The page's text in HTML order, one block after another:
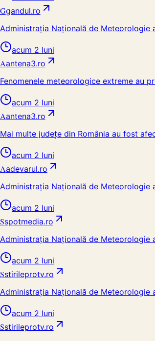
Ggandul.ro
Administrația Națională de
acum 2 luni
Aantena3.ro
Fenomenele meteorologice extreme au
acum 2 luni
Aantena3.ro
Mai multe județe din România au fost
acum 2 luni
Aadevarul.ro
Administrația Națională de Meteorologie
acum 2 luni
Sspotmedia.ro
Administrația Națională de Meteorologie
acum 2 luni
Sstirileprotv.ro
Administrația Națională de Meteorologie
acum 2 luni
Sstirileprotv.ro